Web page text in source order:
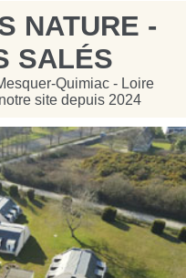
NATURE -
SALÉS
Quimiac - Loire
site depuis 2024